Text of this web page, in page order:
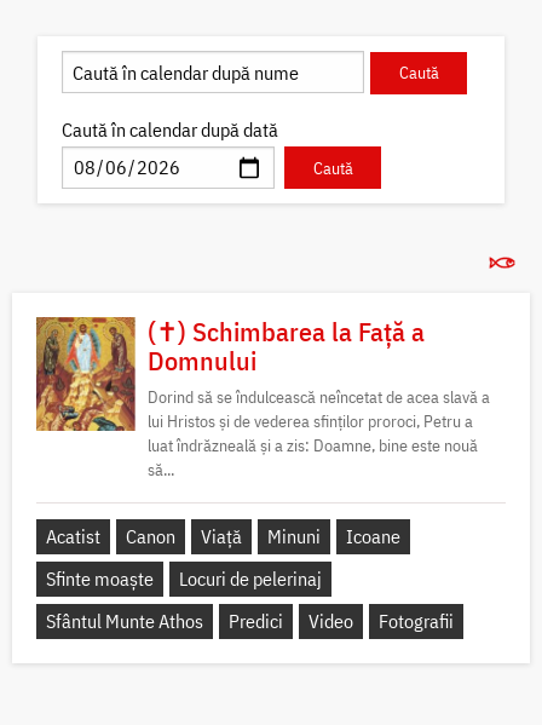
Caută în calendar după dată
(✝) Schimbarea la Față a
Domnului
Dorind să se îndulcească neîncetat de acea slavă a
lui Hristos și de vederea sfinților proroci, Petru a
luat îndrăzneală și a zis: Doamne, bine este nouă
să...
Acatist Canon Viață Minuni
Icoane
Sfinte moaște
Locuri de pelerinaj
Sfântul Munte Athos
Predici Video Fotografii